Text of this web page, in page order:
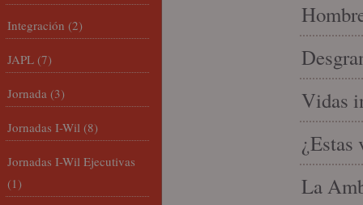
Vidas
¿Estas
La
Integración (2)
JAPL (7)
Jornada (3)
Jornadas I-Wil (8)
Jornadas I-Wil Ejecutivas
(1)